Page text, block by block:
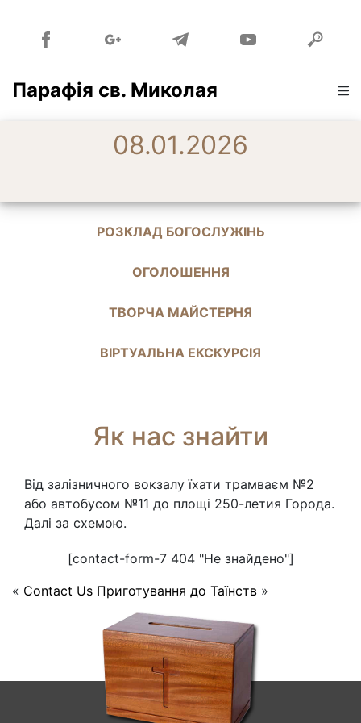
Парафія св. Миколая
08.01.2026
РОЗКЛАД БОГОСЛУЖІНЬ
ОГОЛОШЕННЯ
ТВОРЧА МАЙСТЕРНЯ
ВІРТУАЛЬНА ЕКСКУРСІЯ
Як нас знайти
Від залізничного вокзалу їхати трамваєм №2
або автобусом №11 до площі 250-летия Города.
Далі за схемою.
[contact-form-7 404 "Не знайдено"]
« Contact Us Приготування до Таїнств »